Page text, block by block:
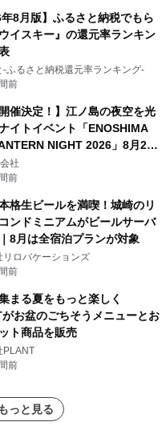
年8月版】ふるさと納税でもら
イスキー』の還元率ランキン
-ふるさと納税還元率ランキング-
前
開催決定！】江ノ島の夜空を光
イトイベント「ENOSHIMA
NIGHT 2026」8月22
替開催＆受付スタート！
社
前
格生ビールを満喫！城崎のリ
ンドミニアムがビールサーバ
8月は全宿泊プランが対象
リロバケーションズ
前
まる夏をもっと楽しく
お盆のごちそうメニューとお
ト商品を販売
PLANT
前
っと見る